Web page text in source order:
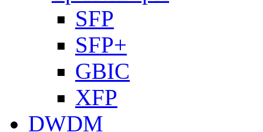
SFP
SFP+
GBIC
XFP
DWDM